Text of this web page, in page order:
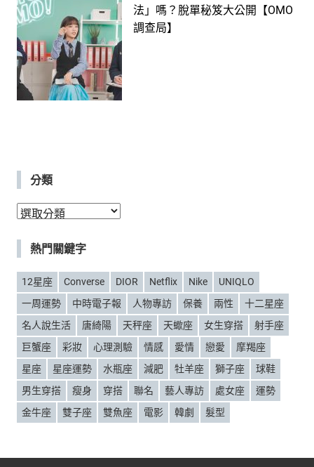
法」嗎？脫單秘笈大公開【OMO
調查局】
分類
分
熱門關鍵字
12星座 Converse DIOR Netflix Nike
UNIQLO
一周運勢
中時電子報 人物專訪 保養 兩性
十二星座
名人說生活
唐綺陽 天秤座 天蠍座 女生穿搭
射手座
巨蟹座
彩妝 心理測驗 情感 愛情 戀愛
摩羯座
星座
星座運勢 水瓶座 減肥 牡羊座 獅子座
球鞋
男生穿搭
瘦身 穿搭 聯名 藝人專訪 處女座
運勢
金牛座
雙子座 雙魚座 電影 韓劇 髮型